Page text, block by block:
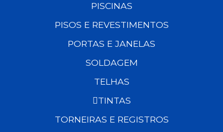
PISCINAS
PISOS E REVESTIMENTOS
PORTAS E JANELAS
SOLDAGEM
TELHAS
TINTAS
TORNEIRAS E REGISTROS